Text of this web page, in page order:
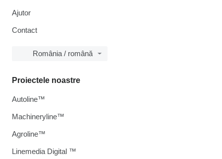
Ajutor
Contact
România / română
Proiectele noastre
Autoline™
Machineryline™
Agroline™
Linemedia Digital ™